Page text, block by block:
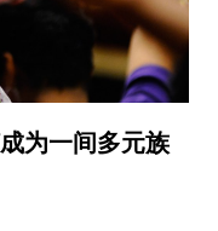
为一间多元族